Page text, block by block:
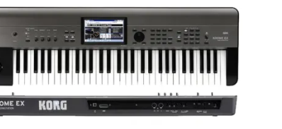
lista de
deseos